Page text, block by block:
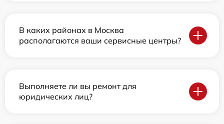
В каких районах в Москва
располагаются ваши сервисные центры?
Выполняете ли вы ремонт для
юридических лиц?